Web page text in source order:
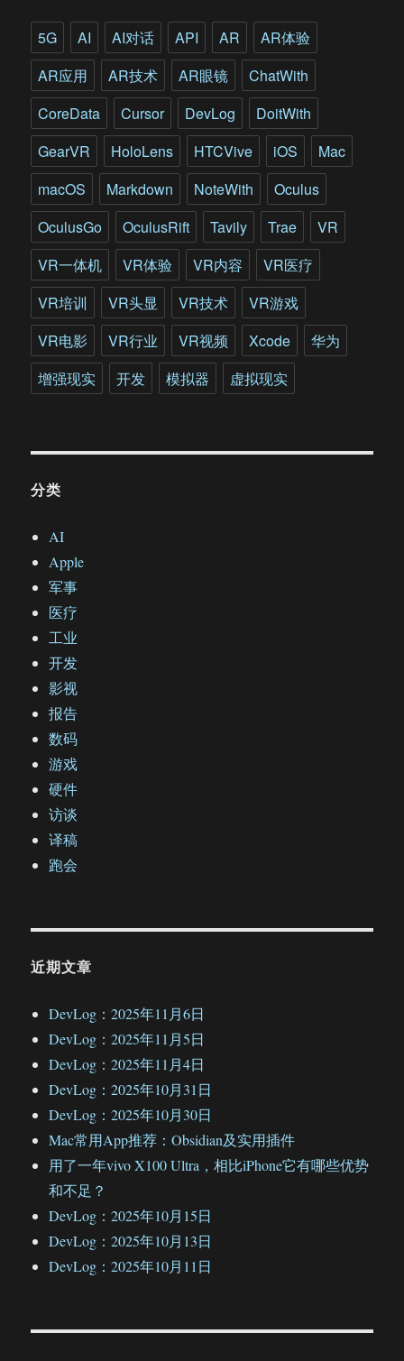
录：
发
行
+广
告
创
新
为
CP
变
现
带
来
新
思
路
5G AI AI对话 API AR
AR体验
AR应用
AR技术 AR眼镜
ChatWith
CoreData
Cursor DevLog
DoitWith
GearVR
HoloLens HTCVive iOS
Mac
macOS
Markdown NoteWith
Oculus
OculusGo
OculusRift Tavily Trae
VR
VR一体机
VR体验 VR内容
VR医疗
VR培训
VR头显 VR技术
VR游戏
VR电影
VR行业 VR视频 Xcode
华为
增强现实
开发 模拟器 虚拟现实
分类
AI
Apple
军事
医疗
工业
开发
影视
报告
数码
游戏
硬件
访谈
译稿
跑会
近期文章
DevLog：2025年11月6日
DevLog：2025年11月5日
DevLog：2025年11月4日
DevLog：2025年10月31日
DevLog：2025年10月30日
Mac常用App推荐：Obsidian及实用插件
用了一年vivo X100 Ultra，相比iPhone它有哪些优势
和不足？
DevLog：2025年10月15日
DevLog：2025年10月13日
DevLog：2025年10月11日